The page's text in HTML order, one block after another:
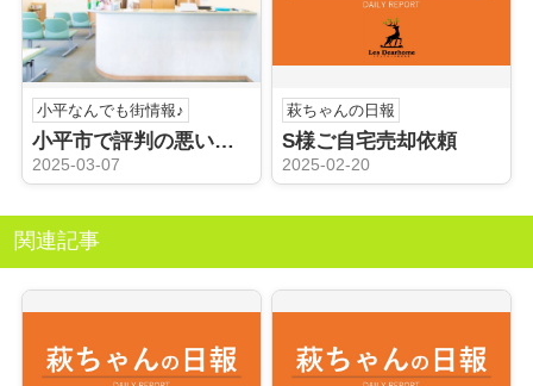
小平なんでも街情報♪
小平市で評判の悪い病院を探している？クチコミの活用法を解説
2025-03-07
萩ちゃんの日報
S様ご自宅売却依頼
2025-02-20
関連記事